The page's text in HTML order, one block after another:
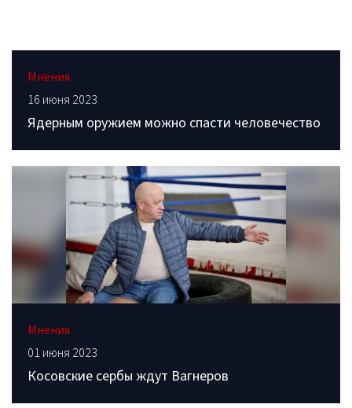
Мнения
16 июня 2023
Ядерным оружием можно спасти человечество
Мнения
01 июня 2023
Косовские сербы ждут Вагнеров